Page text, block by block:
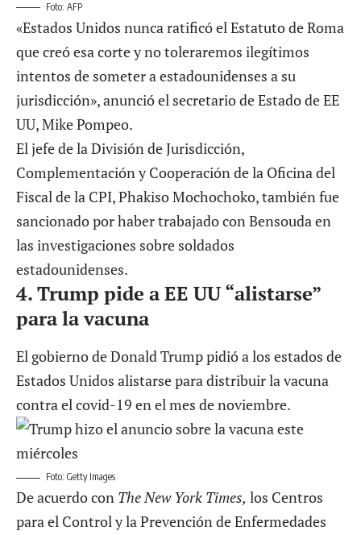
Foto: AFP
«Estados Unidos nunca ratificó el Estatuto de Roma
que creó esa corte y no toleraremos ilegítimos
intentos de someter a estadounidenses a su
jurisdicción», anunció el secretario de Estado de EE
UU, Mike Pompeo.
El jefe de la División de Jurisdicción,
Complementación y Cooperación de la Oficina del
Fiscal de la CPI, Phakiso Mochochoko, también fue
sancionado por haber trabajado con Bensouda en
las investigaciones sobre soldados
estadounidenses.
4. Trump pide a EE UU “alistarse”
para la vacuna
El gobierno de Donald Trump pidió a los estados de
Estados Unidos alistarse para distribuir la vacuna
contra el covid-19 en el mes de noviembre.
Foto: Getty Images
De acuerdo con The New York Times, los Centros
para el Control y la Prevención de Enfermedades